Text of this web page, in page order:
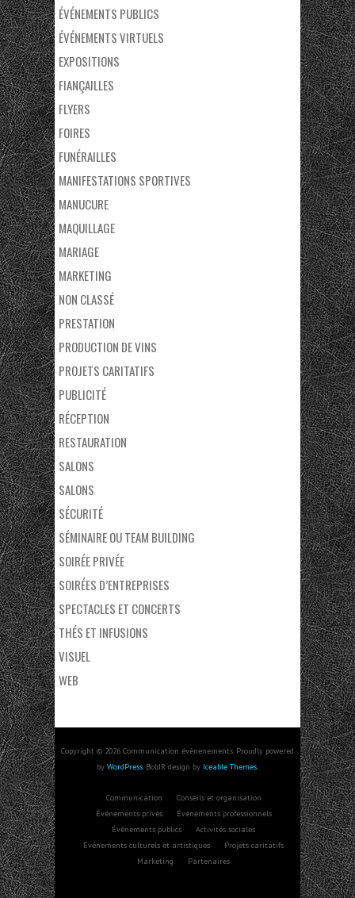
ÉVÉNEMENTS PUBLICS
ÉVÉNEMENTS VIRTUELS
EXPOSITIONS
FIANÇAILLES
FLYERS
FOIRES
FUNÉRAILLES
MANIFESTATIONS SPORTIVES
MANUCURE
MAQUILLAGE
MARIAGE
MARKETING
NON CLASSÉ
PRESTATION
PRODUCTION DE VINS
PROJETS CARITATIFS
PUBLICITÉ
RÉCEPTION
RESTAURATION
SALONS
SALONS
SÉCURITÉ
SÉMINAIRE OU TEAM BUILDING
SOIRÉE PRIVÉE
SOIRÉES D’ENTREPRISES
SPECTACLES ET CONCERTS
THÉS ET INFUSIONS
VISUEL
WEB
Copyright © 2026 Communication évènenements. Proudly powered
by WordPress. BoldR design by Iceable Themes.
Communication
Conseils et organisation
Événements privés
Événements professionnels
Événements publics
Activités sociales
Événements culturels et artistiques
Projets caritatifs
Marketing
Partenaires